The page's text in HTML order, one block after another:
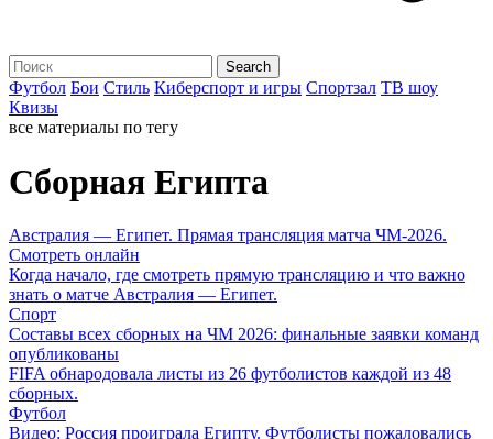
Футбол Бои Стиль Киберспорт и игры Спортзал ТВ шоу
Квизы
все материалы по тегу
Сборная Египта
Австралия — Египет. Прямая трансляция матча ЧМ-2026.
Смотреть онлайн
Когда начало, где смотреть прямую трансляцию и что важно
знать о матче Австралия — Египет.
Спорт
Составы всех сборных на ЧМ 2026: финальные заявки команд
опубликованы
FIFA обнародовала листы из 26 футболистов каждой из 48
сборных.
Футбол
Видео: Россия проиграла Египту. Футболисты пожаловались